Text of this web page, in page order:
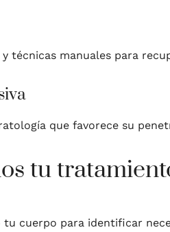
técnicas manuales para
que favorece su
tu
cuerpo para identificar